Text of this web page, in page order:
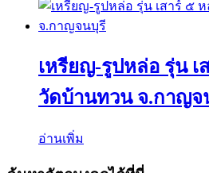
เหรียญ-รูปหล่อ รุ่น เ
วัดบ้านทวน จ.กาญจ
อ่านเพิ่ม